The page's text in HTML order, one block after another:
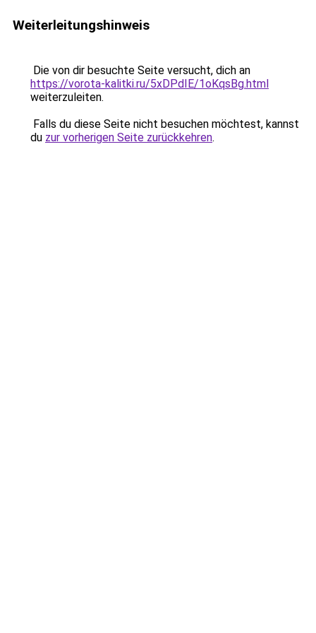
Weiterleitungshinweis
Die von dir besuchte Seite versucht, dich an
https://vorota-kalitki.ru/5xDPdIE/1oKqsBg.html
weiterzuleiten.
Falls du diese Seite nicht besuchen möchtest, kannst
du zur vorherigen Seite zurückkehren.